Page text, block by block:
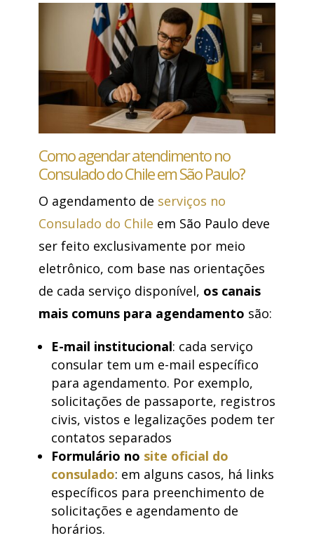
Como agendar atendimento no
Consulado do Chile em São Paulo?
O agendamento de serviços no
Consulado do Chile em São Paulo deve
ser feito exclusivamente por meio
eletrônico, com base nas orientações
de cada serviço disponível, os canais
mais comuns para agendamento são:
E-mail institucional: cada serviço
consular tem um e-mail específico
para agendamento. Por exemplo,
solicitações de passaporte, registros
civis, vistos e legalizações podem ter
contatos separados
Formulário no site oficial do
consulado: em alguns casos, há links
específicos para preenchimento de
solicitações e agendamento de
horários.